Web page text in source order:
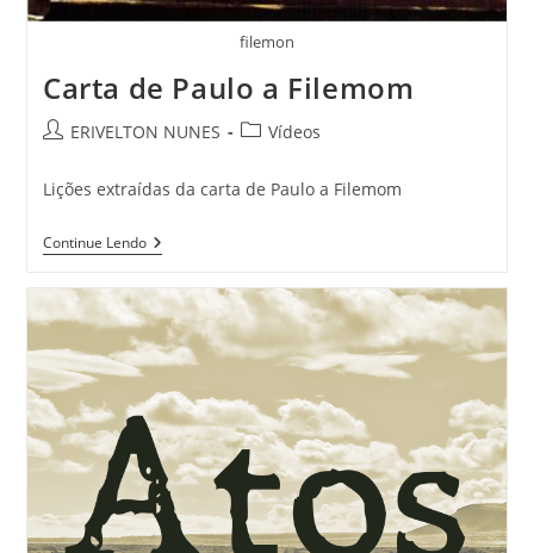
filemon
Carta de Paulo a Filemom
ERIVELTON NUNES Vídeos
Lições extraídas da carta de Paulo a Filemom
Continue Lendo